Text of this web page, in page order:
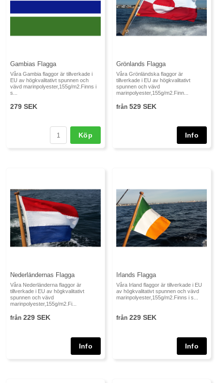
Gambias Flagga
Våra Gambia flaggor är tillverkade i
EU av högkvalitativt spunnen och
vävd marinpolyester,155g/m2.Finns i
s...
279 SEK
Köp
Grönlands Flagga
Våra Grönländska flaggor är
tillverkade i EU av högkvalitativt
spunnen och vävd
marinpolyester,155g/m2.Finn...
från 529 SEK
Nederländernas Flagga
Våra Nederländerna flaggor är
tillverkade i EU av högkvalitativt
spunnen och vävd
marinpolyester,155g/m2.Fi...
från 229 SEK
Irlands Flagga
Våra Irland flaggor är tillverkade i EU
av högkvalitativt spunnen och vävd
marinpolyester,155g/m2.Finns i s...
från 229 SEK